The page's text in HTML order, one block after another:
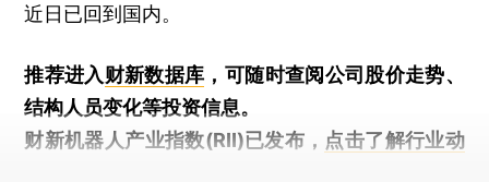
近日已回到国内。
推荐进入财新数据库 ，可随时查阅公司股价走势、
结构人员变化等投资信息。
财新机器人产业指数(RII)已发布， 点击了解行业动